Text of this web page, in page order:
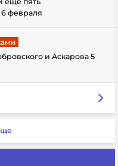
6 февраля
и Аскарова 5